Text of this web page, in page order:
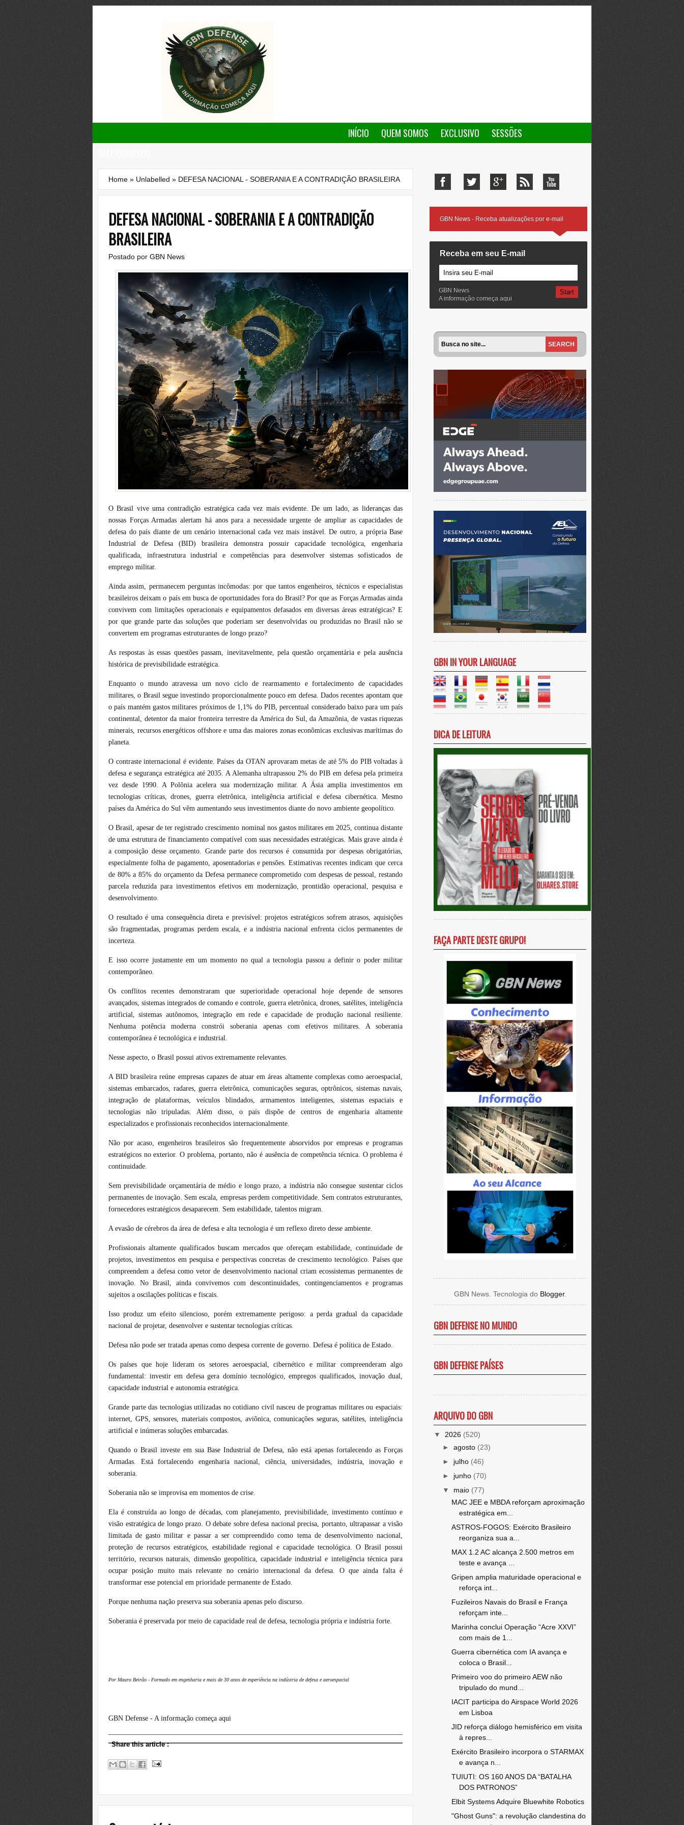
INÍCIO QUEM SOMOS EXCLUSIVO
SESSÕES
Home » Unlabelled » DEFESA NACIONAL - SOBERANIA E A CONTRADIÇÃO BRASILEIRA
DEFESA NACIONAL - SOBERANIA E A CONTRADIÇÃO
BRASILEIRA
Postado por GBN News
O Brasil vive uma contradição estratégica cada vez mais evidente. De um lado, as lideranças das
nossas Forças Armadas alertam há anos para a necessidade urgente de ampliar as capacidades de
defesa do país diante de um cenário internacional cada vez mais instável. De outro, a própria Base
Industrial de Defesa (BID) brasileira demonstra possuir capacidade tecnológica, engenharia
qualificada, infraestrutura industrial e competências para desenvolver sistemas sofisticados de
emprego militar.
Ainda assim, permanecem perguntas incômodas: por que tantos engenheiros, técnicos e especialistas
brasileiros deixam o país em busca de oportunidades fora do Brasil? Por que as Forças Armadas ainda
convivem com limitações operacionais e equipamentos defasados em diversas áreas estratégicas? E
por que grande parte das soluções que poderiam ser desenvolvidas ou produzidas no Brasil não se
convertem em programas estruturantes de longo prazo?
As respostas às essas questões passam, inevitavelmente, pela questão orçamentária e pela ausência
histórica de previsibilidade estratégica.
Enquanto o mundo atravessa um novo ciclo de rearmamento e fortalecimento de capacidades
militares, o Brasil segue investindo proporcionalmente pouco em defesa. Dados recentes apontam que
o país mantém gastos militares próximos de 1,1% do PIB, percentual considerado baixo para um país
continental, detentor da maior fronteira terrestre da América do Sul, da Amazônia, de vastas riquezas
minerais, recursos energéticos offshore e uma das maiores zonas econômicas exclusivas marítimas do
planeta.
O contraste internacional é evidente. Países da OTAN aprovaram metas de até 5% do PIB voltadas à
defesa e segurança estratégica até 2035. A Alemanha ultrapassou 2% do PIB em defesa pela primeira
vez desde 1990. A Polônia acelera sua modernização militar. A Ásia amplia investimentos em
tecnologias críticas, drones, guerra eletrônica, inteligência artificial e defesa cibernética. Mesmo
países da América do Sul vêm aumentando seus investimentos diante do novo ambiente geopolítico.
O Brasil, apesar de ter registrado crescimento nominal nos gastos militares em 2025, continua distante
de uma estrutura de financiamento compatível com suas necessidades estratégicas. Mais grave ainda é
a composição desse orçamento. Grande parte dos recursos é consumida por despesas obrigatórias,
especialmente folha de pagamento, aposentadorias e pensões. Estimativas recentes indicam que cerca
de 80% a 85% do orçamento da Defesa permanece comprometido com despesas de pessoal, restando
parcela reduzida para investimentos efetivos em modernização, prontidão operacional, pesquisa e
desenvolvimento.
O resultado é uma consequência direta e previsível: projetos estratégicos sofrem atrasos, aquisições
são fragmentadas, programas perdem escala, e a indústria nacional enfrenta ciclos permanentes de
incerteza.
E isso ocorre justamente em um momento no qual a tecnologia passou a definir o poder militar
contemporâneo.
Os conflitos recentes demonstraram que superioridade operacional hoje depende de sensores
avançados, sistemas integrados de comando e controle, guerra eletrônica, drones, satélites, inteligência
artificial, sistemas autônomos, integração em rede e capacidade de produção nacional resiliente.
Nenhuma potência moderna constrói soberania apenas com efetivos militares. A soberania
contemporânea é tecnológica e industrial.
Nesse aspecto, o Brasil possui ativos extremamente relevantes.
A BID brasileira reúne empresas capazes de atuar em áreas altamente complexas como aeroespacial,
sistemas embarcados, radares, guerra eletrônica, comunicações seguras, optrônicos, sistemas navais,
integração de plataformas, veículos blindados, armamentos inteligentes, sistemas espaciais e
tecnologias não tripuladas. Além disso, o país dispõe de centros de engenharia altamente
especializados e profissionais reconhecidos internacionalmente.
Não por acaso, engenheiros brasileiros são frequentemente absorvidos por empresas e programas
estratégicos no exterior. O problema, portanto, não é ausência de competência técnica. O problema é
continuidade.
Sem previsibilidade orçamentária de médio e longo prazo, a indústria não consegue sustentar ciclos
permanentes de inovação. Sem escala, empresas perdem competitividade. Sem contratos estruturantes,
fornecedores estratégicos desaparecem. Sem estabilidade, talentos migram.
A evasão de cérebros da área de defesa e alta tecnologia é um reflexo direto desse ambiente.
Profissionais altamente qualificados buscam mercados que ofereçam estabilidade, continuidade de
projetos, investimentos em pesquisa e perspectivas concretas de crescimento tecnológico. Países que
compreendem a defesa como vetor de desenvolvimento nacional criam ecossistemas permanentes de
inovação. No Brasil, ainda convivemos com descontinuidades, contingenciamentos e programas
sujeitos a oscilações políticas e fiscais.
Isso produz um efeito silencioso, porém extremamente perigoso: a perda gradual da capacidade
nacional de projetar, desenvolver e sustentar tecnologias críticas.
Defesa não pode ser tratada apenas como despesa corrente de governo. Defesa é política de Estado.
Os países que hoje lideram os setores aeroespacial, cibernético e militar compreenderam algo
fundamental: investir em defesa gera domínio tecnológico, empregos qualificados, inovação dual,
capacidade industrial e autonomia estratégica.
Grande parte das tecnologias utilizadas no cotidiano civil nasceu de programas militares ou espaciais:
internet, GPS, sensores, materiais compostos, aviônica, comunicações seguras, satélites, inteligência
artificial e inúmeras soluções embarcadas.
Quando o Brasil investe em sua Base Industrial de Defesa, não está apenas fortalecendo as Forças
Armadas. Está fortalecendo engenharia nacional, ciência, universidades, indústria, inovação e
soberania.
Soberania não se improvisa em momentos de crise.
Ela é construída ao longo de décadas, com planejamento, previsibilidade, investimento contínuo e
visão estratégica de longo prazo. O debate sobre defesa nacional precisa, portanto, ultrapassar a visão
limitada de gasto militar e passar a ser compreendido como tema de desenvolvimento nacional,
proteção de recursos estratégicos, estabilidade regional e capacidade tecnológica. O Brasil possui
território, recursos naturais, dimensão geopolítica, capacidade industrial e inteligência técnica para
ocupar posição muito mais relevante no cenário internacional da defesa. O que ainda falta é
transformar esse potencial em prioridade permanente de Estado.
Porque nenhuma nação preserva sua soberania apenas pelo discurso.
Soberania é preservada por meio de capacidade real de defesa, tecnologia própria e indústria forte.
Por Mauro Beirão - Formado em engenharia e mais de 30 anos de experiência na indústria de defesa e aeroespacial
GBN Defense - A informação começa aqui
Share this article:
GBN News - Receba atualizações por e-mail
Receba em seu E-mail
GBN News
A informação começa aqui
GBN IN YOUR LANGUAGE
DICA DE LEITURA
FAÇA PARTE DESTE GRUPO!
GBN News. Tecnologia do Blogger.
GBN DEFENSE NO MUNDO
GBN DEFENSE PAÍSES
ARQUIVO DO GBN
▼ 2026 (520)
► agosto (23)
► julho (46)
► junho (70)
▼ maio (77)
MAC JEE e MBDA reforçam aproximação
estratégica em...
ASTROS-FOGOS: Exército Brasileiro
reorganiza sua a...
MAX 1.2 AC alcança 2.500 metros em
teste e avança ...
Gripen amplia maturidade operacional e
reforça int...
Fuzileiros Navais do Brasil e França
reforçam inte...
Marinha conclui Operação “Acre XXVI”
com mais de 1...
Guerra cibernética com IA avança e
coloca o Brasil...
Primeiro voo do primeiro AEW não
tripulado do mund...
IACIT participa do Airspace World 2026
em Lisboa
JID reforça diálogo hemisférico em visita
à repres...
Exército Brasileiro incorpora o STARMAX
e avança n...
TUIUTI: OS 160 ANOS DA “BATALHA
DOS PATRONOS”
Elbit Systems Adquire Bluewhite Robotics
"Ghost Guns": a revolução clandestina do